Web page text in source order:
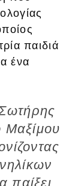
παιδιά
ένα
Μαξίμου
παίξει